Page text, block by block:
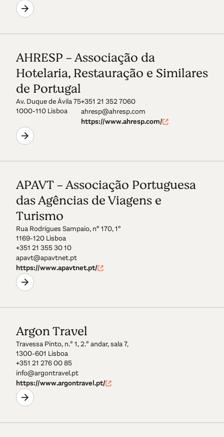
AHRESP - Associação da
Hotelaria, Restauração e Similares
de Portugal
Av. Duque de Ávila 75
1000-110 Lisboa
+351 21 352 7060
ahresp@ahresp.com
https://www.ahresp.com/
APAVT - Associação Portuguesa
das Agências de Viagens e
Turismo
Rua Rodrigues Sampaio, nº 170, 1º
1169-120 Lisboa
+351 21 355 30 10
apavt@apavtnet.pt
https://www.apavtnet.pt/
Argon Travel
Travessa Pinto, n.º 1, 2.º andar, sala 7,
1300-601 Lisboa
+351 21 276 00 85
info@argontravel.pt
https://www.argontravel.pt/